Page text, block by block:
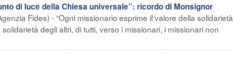
di luce della Chiesa universale”: ricordo di Monsignor
Fides) - “Ogni missionario esprime il valore della solidarietà
degli altri, di tutti, verso i missionari, i missionari non